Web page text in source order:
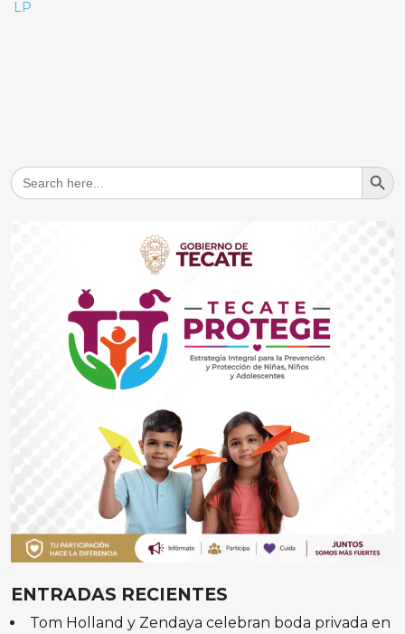
LP
Search
for:
Search
ENTRADAS RECIENTES
Tom Holland y Zendaya celebran boda privada en